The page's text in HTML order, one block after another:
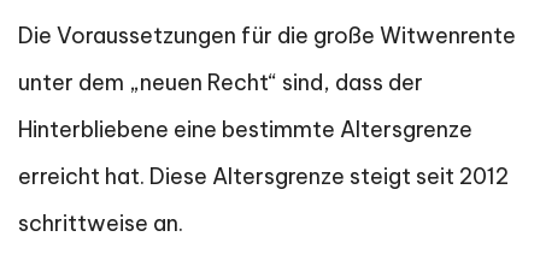
Die Voraussetzungen für die große Witwenrente
unter dem „neuen Recht“ sind, dass der
Hinterbliebene eine bestimmte Altersgrenze
erreicht hat. Diese Altersgrenze steigt seit 2012
schrittweise an.